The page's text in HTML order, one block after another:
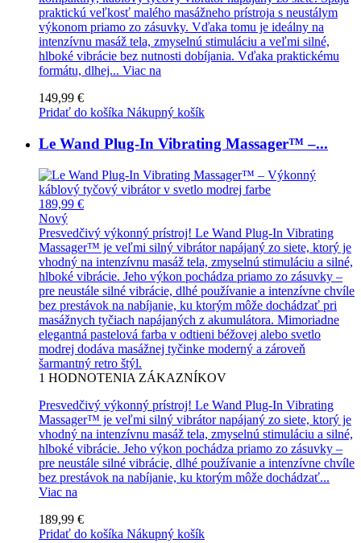
praktickú veľkosť malého masážneho prístroja s neustálym
výkonom priamo zo zásuvky. Vďaka tomu je ideálny na
intenzívnu masáž tela, zmyselnú stimuláciu a veľmi silné,
hlboké vibrácie bez nutnosti dobíjania. Vďaka praktickému
formátu, dlhej... Viac na
149,99 €
Pridať do košíka Nákupný košík
Le Wand Plug-In Vibrating Massager™ –...
189,99 €
Nový
Presvedčivý výkonný prístroj! Le Wand Plug-In Vibrating
Massager™ je veľmi silný vibrátor napájaný zo siete, ktorý je
vhodný na intenzívnu masáž tela, zmyselnú stimuláciu a silné,
hlboké vibrácie. Jeho výkon pochádza priamo zo zásuvky –
pre neustále silné vibrácie, dlhé používanie a intenzívne chvíle
bez prestávok na nabíjanie, ku ktorým môže dochádzať pri
masážnych tyčiach napájaných z akumulátora. Mimoriadne
elegantná pastelová farba v odtieni béžovej alebo svetlo
modrej dodáva masážnej tyčinke moderný a zároveň
šarmantný retro štýl.
1 HODNOTENIA ZÁKAZNÍKOV
Presvedčivý výkonný prístroj! Le Wand Plug-In Vibrating
Massager™ je veľmi silný vibrátor napájaný zo siete, ktorý je
vhodný na intenzívnu masáž tela, zmyselnú stimuláciu a silné,
hlboké vibrácie. Jeho výkon pochádza priamo zo zásuvky –
pre neustále silné vibrácie, dlhé používanie a intenzívne chvíle
bez prestávok na nabíjanie, ku ktorým môže dochádzať...
Viac na
189,99 €
Pridať do košíka Nákupný košík